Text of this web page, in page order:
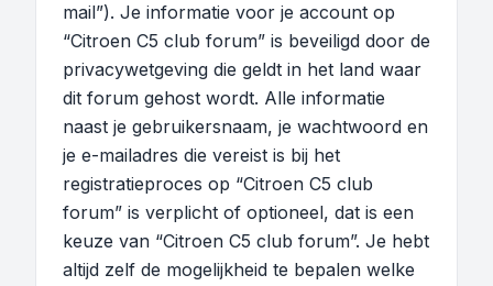
mail”). Je informatie voor je account op
“Citroen C5 club forum” is beveiligd door de
privacywetgeving die geldt in het land waar
dit forum gehost wordt. Alle informatie
naast je gebruikersnaam, je wachtwoord en
je e-mailadres die vereist is bij het
registratieproces op “Citroen C5 club
forum” is verplicht of optioneel, dat is een
keuze van “Citroen C5 club forum”. Je hebt
altijd zelf de mogelijkheid te bepalen welke